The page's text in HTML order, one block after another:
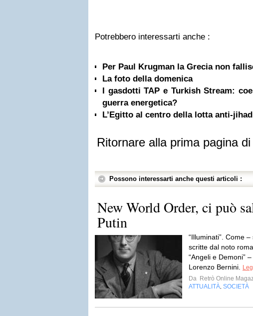
Potrebbero interessarti anche :
Per Paul Krugman la Grecia non
La foto della domenica
I gasdotti TAP e Turkish Stream:
guerra energetica?
L’Egitto al centro della lotta anti-
Ritornare alla prima pagina di
Possono interessarti anche questi articoli :
New World Order, ci può
Putin
“Illuminati”. Come
scritte dal noto
“Angeli e Demoni”
Lorenzo Bernini.
Da Retrò Online
ATTUALITÀ SOCIETÀ